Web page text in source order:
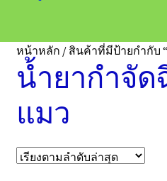
หน้าหลัก / สินค้าที่มีป้ายกำกับ
น้ำยากำจั
แมว